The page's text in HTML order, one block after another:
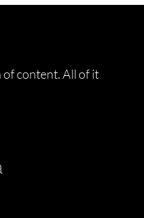
of content. All of it